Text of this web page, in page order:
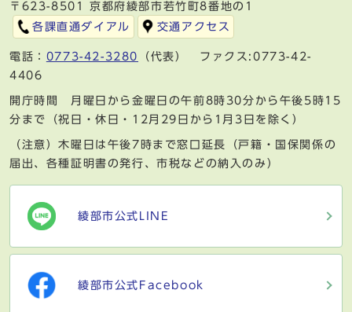
〒623-8501 京都府綾部市若竹町8番地の1
各課直通ダイアル
交通アクセス
電話： 0773-42-3280
（代表） ファクス:0773-42-
4406
開庁時間 月曜日から金曜日の午前8時30分から午後5時15
分まで（祝日・休日・12月29日から1月3日を除く）
（注意）木曜日は午後7時まで窓口延長（戸籍・国保関係の
届出、各種証明書の発行、市税などの納入のみ）
綾部市公式LINE
綾部市公式Facebook